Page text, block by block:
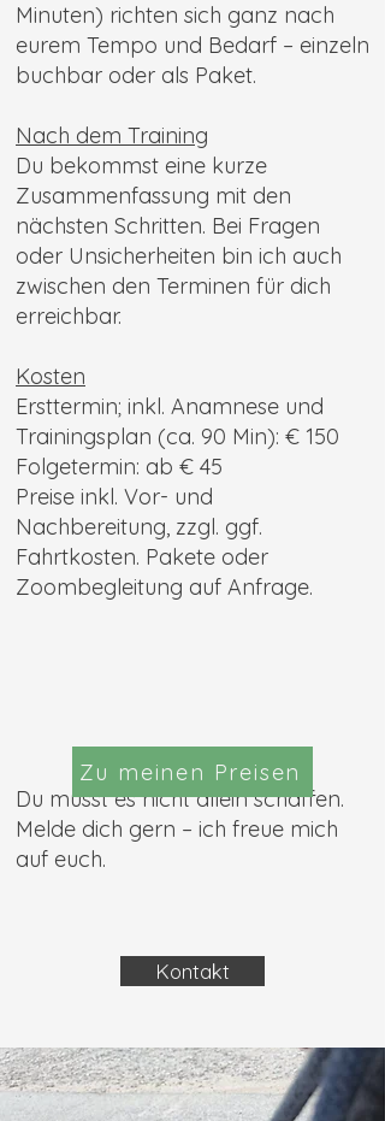
Minuten) richten sich ganz nach
eurem Tempo und Bedarf – einzeln
buchbar oder als Paket.
Nach dem Training
Du bekommst eine kurze
Zusammenfassung mit den
nächsten Schritten. Bei Fragen
oder Unsicherheiten bin ich auch
zwischen den Terminen für dich
erreichbar.
Kosten
Ersttermin; inkl. Anamnese und
Trainingsplan (ca. 90 Min): € 150
Folgetermin: ab € 45
Preise inkl. Vor- und
Nachbereitung, zzgl. ggf.
Fahrtkosten. Pakete oder
Zoombegleitung auf Anfrage.
Du musst es nicht allein schaffen.
Melde dich gern – ich freue mich
auf euch.​​​
Zu meinen Preisen
Kontakt